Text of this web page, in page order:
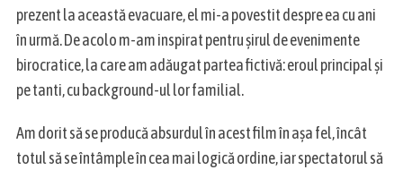
prezent la această evacuare, el mi-a povestit despre ea cu ani
în urmă. De acolo m-am inspirat pentru șirul de evenimente
birocratice, la care am adăugat partea fictivă: eroul principal și
pe tanti, cu background-ul lor familial.
Am dorit să se producă absurdul în acest film în așa fel, încât
totul să se întâmple în cea mai logică ordine, iar spectatorul să